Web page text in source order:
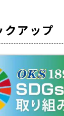
クアップ